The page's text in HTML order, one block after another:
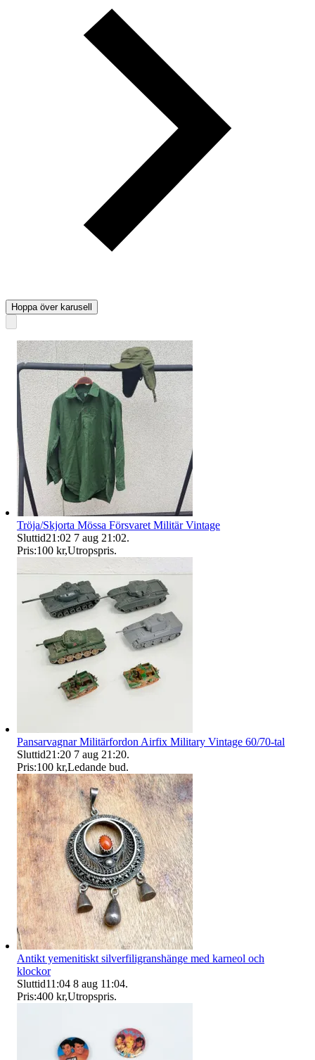
Hoppa över karusell
Tröja/Skjorta Mössa Försvaret Militär Vintage
Sluttid21:02 7 aug 21:02.
Pris:100 kr,Utropspris.
Pansarvagnar Militärfordon Airfix Military Vintage 60/70-tal
Sluttid21:20 7 aug 21:20.
Pris:100 kr,Ledande bud.
Antikt yemenitiskt silverfiligranshänge med karneol och
klockor
Sluttid11:04 8 aug 11:04.
Pris:400 kr,Utropspris.